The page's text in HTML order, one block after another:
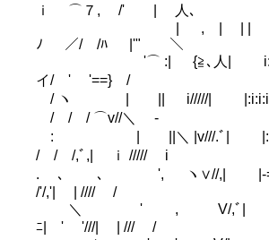
ｉ ⌒７, /' | 人､
| , | | | ､ ､
ﾉ ／/ /ﾊ |'" ＼
'⌒ :| {≧､人|
イ/ ' '==} /
/ ヽ | || i/////| |:i:i:i:i:
/ / / ⌒v//＼ -
: | ||＼ |v///.ﾞ|
/ / /,ﾞ,| ｉ ///// i
. ､ ､ ', ヽ∨//,| |-=ニ
/'/,'| | //// /
＼ ' , V/,ﾞ| |-=ニ
ﾆ| ' '///| | /// /